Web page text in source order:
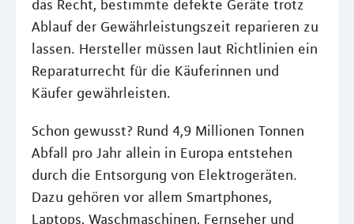
das Recht, bestimmte defekte Geräte trotz
Ablauf der Gewährleistungszeit reparieren zu
lassen. Hersteller müssen laut Richtlinien ein
Reparaturrecht für die Käuferinnen und
Käufer gewährleisten.
Schon gewusst? Rund 4,9 Millionen Tonnen
Abfall pro Jahr allein in Europa entstehen
durch die Entsorgung von Elektrogeräten.
Dazu gehören vor allem Smartphones,
Laptops, Waschmaschinen, Fernseher und